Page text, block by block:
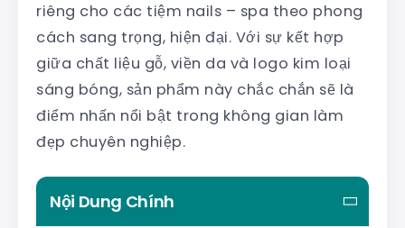
riêng cho các tiệm nails – spa theo phong
cách sang trọng, hiện đại. Với sự kết hợp
giữa chất liệu gỗ, viền da và logo kim loại
sáng bóng, sản phẩm này chắc chắn sẽ là
điểm nhấn nổi bật trong không gian làm
đẹp chuyên nghiệp.
Nội Dung Chính